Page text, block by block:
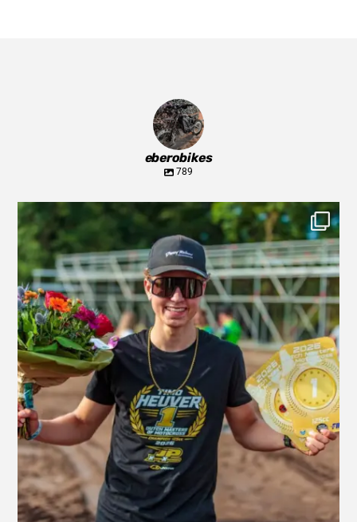
eberobikes
789